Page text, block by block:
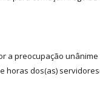
preocupação
dos(as)